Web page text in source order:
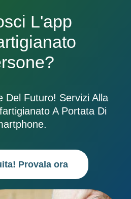
L'app
Del Futuro! Servizi Alla
A Portata Di
Provala ora